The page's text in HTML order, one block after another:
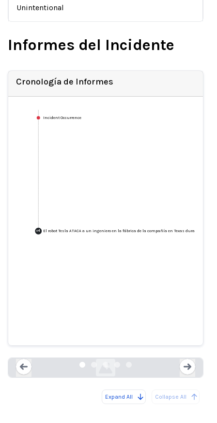
Unintentional
Informes del Incidente
Cronología de Informes
Incident Occurrence
+4 El robot Tesla ATACA a un ingeniero en la fábrica de la compañía en Texas durante un
Expand All Collapse All